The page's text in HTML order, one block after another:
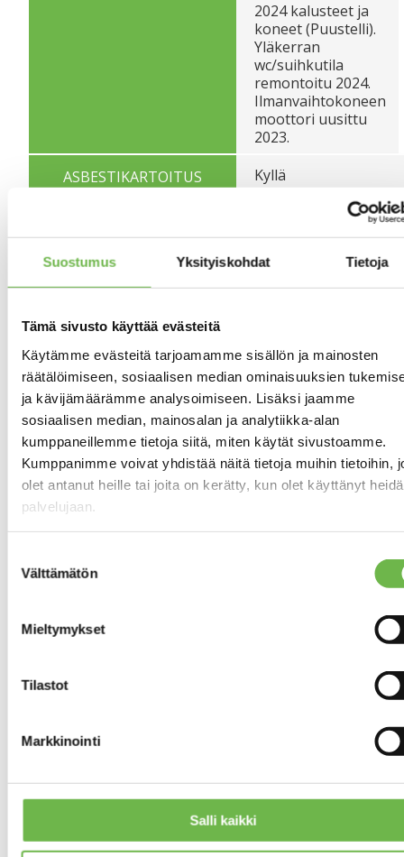
Suostumus Yksityiskohdat Tietoja
Tämä sivusto käyttää evästeitä
Käytämme evästeitä tarjoamamme sisällön ja mainosten
räätälöimiseen, sosiaalisen median ominaisuuksien
ja kävijämäärämme analysoimiseen. Lisäksi jaamme
sosiaalisen median, mainosalan ja analytiikka-alan
kumppaneillemme tietoja siitä, miten käytät sivustoamme.
Kumppanimme voivat yhdistää näitä tietoja muihin tietoihin,
olet antanut heille tai joita on kerätty, kun olet käyttänyt
palvelujaan.
valinta
Välttämätön
Mieltymykset
Tilastot
Markkinointi
Salli kaikki
2024 kalusteet ja
koneet (Puustelli).
Yläkerran
wc/suihkutila
remontoitu 2024.
Ilmanvaihtokoneen
moottori uusittu
2023.
ASBESTIKARTOITUS
Kyllä
16.9. 2024 Yläkerran
LÄMMITYSJÄRJESTELMÄ
Sähkölämmitys
Lämmityksen tukena
alakerran takka ja
ilmalämpöpumppu
olohuoneessa.
Suora sähkö.
Ilmalämpöpumppu,
Koneellinen
PINTAMATERIAALIT
rakennusmateriaali:
Betoni/ ulkoverhous
kalkkihiekkalohkotiili
KEITTIÖN KUVAUS
Puustellin keittiö